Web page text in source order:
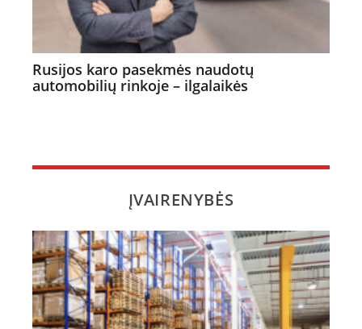
Rusijos karo pasekmės naudotų
automobilių rinkoje – ilgalaikės
ĮVAIRENYBĖS